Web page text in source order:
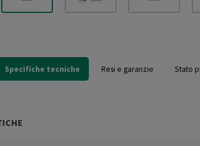
Specifiche tecniche Resi e garanzie Stato